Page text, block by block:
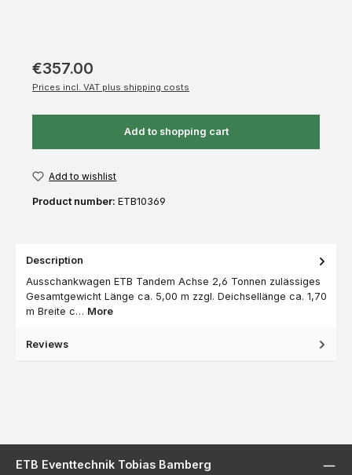
€357.00
Prices incl. VAT plus shipping costs
Add to shopping cart
Add to wishlist
Product number: ETB10369
Description
Ausschankwagen ETB Tandem Achse 2,6 Tonnen zulässiges
Gesamtgewicht Länge ca. 5,00 m zzgl. Deichsellänge ca. 1,70
m Breite c… More
Reviews
ETB Eventtechnik Tobias Bamberg